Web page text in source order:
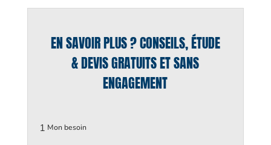
EN SAVOIR PLUS ? CONSEILS, ÉTUDE
& DEVIS GRATUITS ET SANS
ENGAGEMENT
1 Mon besoin